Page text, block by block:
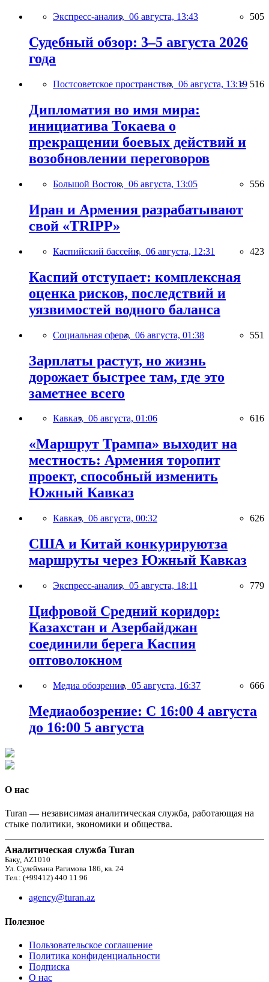
Экспресс-анализ, 06 августа, 13:43 505
Судебный обзор: 3–5 августа 2026
года
Постсоветское пространство, 06 августа, 13:19 516
Дипломатия во имя мира:
инициатива Токаева о
прекращении боевых действий и
возобновлении переговоров
Большой Восток, 06 августа, 13:05 556
Иран и Армения разрабатывают
свой «TRIPP»
Каспийский бассейн, 06 августа, 12:31 423
Каспий отступает: комплексная
оценка рисков, последствий и
уязвимостей водного баланса
Социальная сфера, 06 августа, 01:38 551
Зарплаты растут, но жизнь
дорожает быстрее там, где это
заметнее всего
Кавказ, 06 августа, 01:06 616
«Маршрут Трампа» выходит на
местность: Армения торопит
проект, способный изменить
Южный Кавказ
Кавказ, 06 августа, 00:32 626
США и Китай конкурируютза
маршруты через Южный Кавказ
Экспресс-анализ, 05 августа, 18:11 779
Цифровой Средний коридор:
Казахстан и Азербайджан
соединили берега Каспия
оптоволокном
Медиа обозрение, 05 августа, 16:37 666
Медиаобозрение: С 16:00 4 августа
до 16:00 5 августа
О нас
Turan — независимая аналитическая служба, работающая на
стыке политики, экономики и общества.
Аналитическая служба Turan
Баку, AZ1010
Ул. Сулеймана Рагимова 186, кв. 24
Тел.: (+99412) 440 11 96
agency@turan.az
Полезное
Пользовательское соглашение
Политика конфиденциальности
Подписка
О нас